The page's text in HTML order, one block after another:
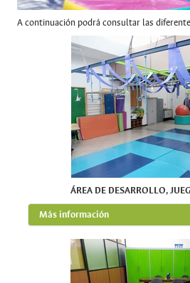
A continuación podrá consultar las
ÁREA DE DESARROLLO,
Más información